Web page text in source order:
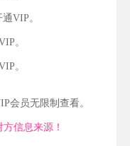
VIP。
。
。
会员无限制查看。
信息来源！